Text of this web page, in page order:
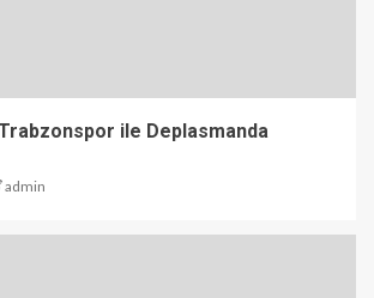
ile Deplasmanda
admin